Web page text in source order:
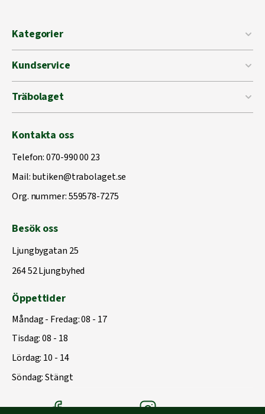
Kategorier
Kundservice
Träbolaget
Kontakta oss
Telefon:070-990 00 23
Mail:butiken@trabolaget.se
Org. nummer: 559578-7275
Besök oss
Ljungbygatan 25
264 52 Ljungbyhed
Öppettider
Måndag - Fredag: 08 - 17
Tisdag: 08 - 18
Lördag: 10 - 14
Söndag: Stängt